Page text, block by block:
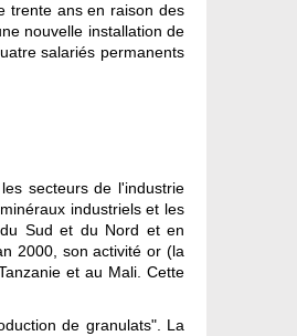
trente ans en raison des
nouvelle installation de
salariés permanents
secteurs de l'industrie
industriels et les
du Sud et du Nord et en
2000, son activité or (la
et au Mali. Cette
de granulats". La